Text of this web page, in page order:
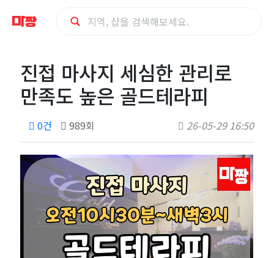
진
접
사
지
진접 마사지 세심한 관리로
만족도 높은 골드테라피
0건 989회 26-05-29 16:50